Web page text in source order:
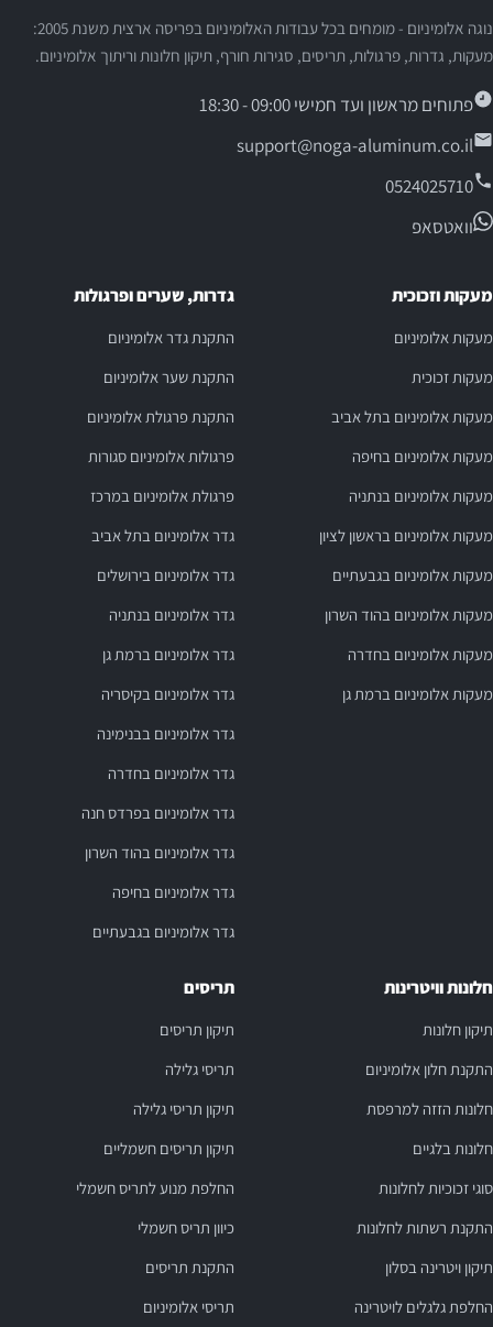
נוגה אלומיניום - מומחים בכל עבודות האלומיניום בפריסה ארצית משנת 2005:
מעקות, גדרות, פרגולות, תריסים, סגירות חורף, תיקון חלונות וריתוך אלומיניום.
פתוחים מראשון ועד חמישי 09:00 - 18:30
support@noga-aluminum.co.il
0524025710
וואטסאפ
מעקות וזכוכית
מעקות אלומיניום
מעקות זכוכית
מעקות אלומיניום בתל אביב
מעקות אלומיניום בחיפה
מעקות אלומיניום בנתניה
מעקות אלומיניום בראשון לציון
מעקות אלומיניום בגבעתיים
מעקות אלומיניום בהוד השרון
מעקות אלומיניום בחדרה
מעקות אלומיניום ברמת גן
גדרות, שערים ופרגולות
התקנת גדר אלומיניום
התקנת שער אלומיניום
התקנת פרגולת אלומיניום
פרגולות אלומיניום סגורות
פרגולת אלומיניום במרכז
גדר אלומיניום בתל אביב
גדר אלומיניום בירושלים
גדר אלומיניום בנתניה
גדר אלומיניום ברמת גן
גדר אלומיניום בקיסריה
גדר אלומיניום בבנימינה
גדר אלומיניום בחדרה
גדר אלומיניום בפרדס חנה
גדר אלומיניום בהוד השרון
גדר אלומיניום בחיפה
גדר אלומיניום בגבעתיים
חלונות וויטרינות
תיקון חלונות
התקנת חלון אלומיניום
חלונות הזזה למרפסת
חלונות בלגיים
סוגי זכוכיות לחלונות
התקנת רשתות לחלונות
תיקון ויטרינה בסלון
החלפת גלגלים לויטרינה
תריסים
תיקון תריסים
תריסי גלילה
תיקון תריסי גלילה
תיקון תריסים חשמליים
החלפת מנוע לתריס חשמלי
כיוון תריס חשמלי
התקנת תריסים
תריסי אלומיניום